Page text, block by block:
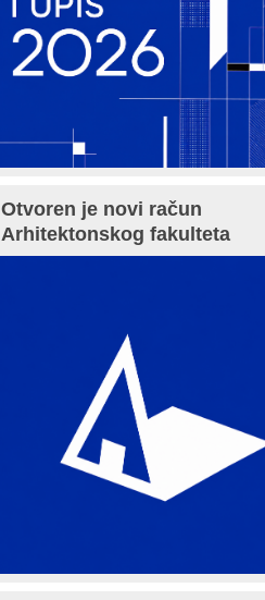
Otvoren je novi račun
Arhitektonskog fakulteta